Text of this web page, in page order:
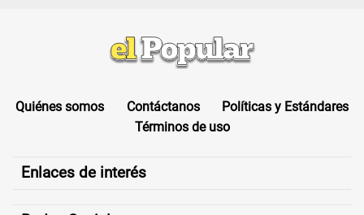
Quiénes somos Contáctanos
Políticas y Estándares
Términos de uso
Enlaces de interés